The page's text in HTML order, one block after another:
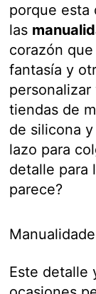
porque esta
las
corazón
fantasía y
tiendas de
de silicona
lazo para
detalle para
parece?
Este detalle